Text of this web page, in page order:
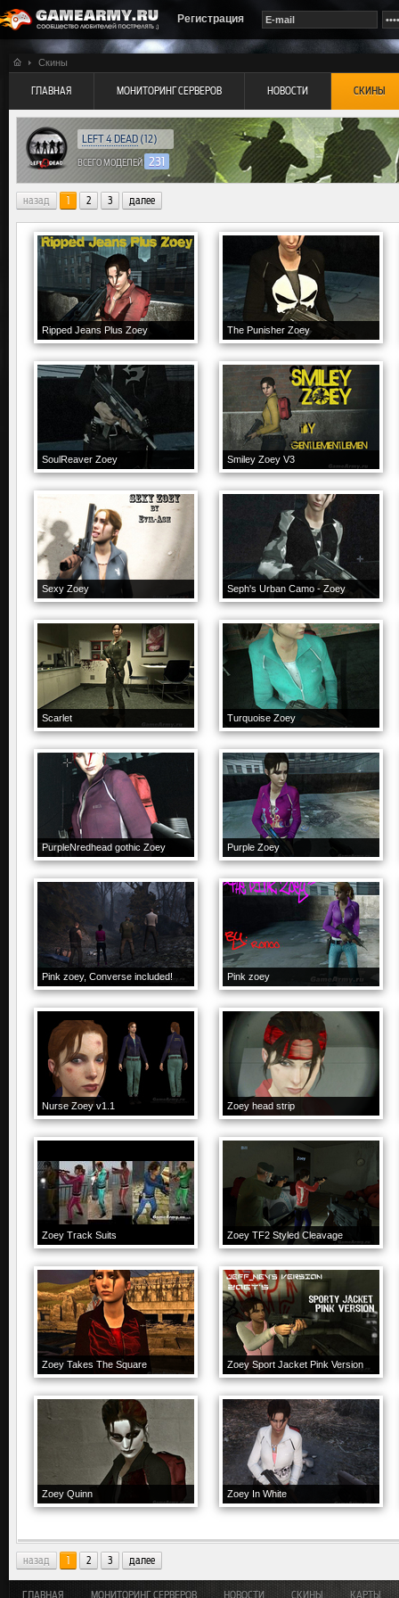
Регистрация
Скины
ГЛАВНАЯ МОНИТОРИНГ СЕРВЕРОВ НОВОСТИ СКИНЫ
LEFT 4 DEAD (12)
ВСЕГО МОДЕЛЕЙ 231
назад 1 2 3 далее
Ripped Jeans Plus Zoey The Punisher Zoey
SoulReaver Zoey Smiley Zoey V3
Sexy Zoey Seph's Urban Camo - Zoey
Scarlet Turquoise Zoey
PurpleNredhead gothic Zoey Purple Zoey
Pink zoey, Converse included! Pink zoey
Nurse Zoey v1.1 Zoey head strip
Zoey Track Suits Zoey TF2 Styled Cleavage
Zoey Takes The Square Zoey Sport Jacket Pink Version
Zoey Quinn Zoey In White
назад 1 2 3 далее
ГЛАВНАЯ МОНИТОРИНГ СЕРВЕРОВ НОВОСТИ СКИНЫ КАРТЫ